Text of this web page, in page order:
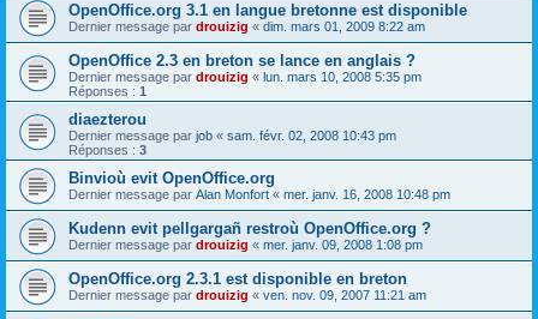
OpenOffice.org 3.1 en langue bretonne est disponible
Dernier message par drouizig « dim. mars 01, 2009 8:22 am
OpenOffice 2.3 en breton se lance en anglais ?
Dernier message par drouizig « lun. mars 10, 2008 5:35 pm
Réponses : 1
diaezterou
Dernier message par job « sam. févr. 02, 2008 10:43 pm
Réponses : 3
Binvioù evit OpenOffice.org
Dernier message par Alan Monfort « mer. janv. 16, 2008 10:48 pm
Kudenn evit pellgargañ restroù OpenOffice.org ?
Dernier message par drouizig « mer. janv. 09, 2008 1:08 pm
OpenOffice.org 2.3.1 est disponible en breton
Dernier message par drouizig « ven. nov. 09, 2007 11:21 am